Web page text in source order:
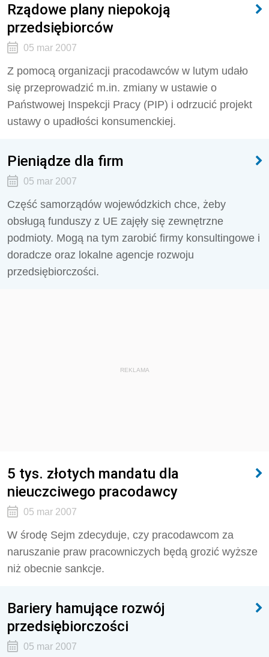
Rządowe plany niepokoją
przedsiębiorców
05 mar 2007
Z pomocą organizacji pracodawców w lutym udało
się przeprowadzić m.in. zmiany w ustawie o
Państwowej Inspekcji Pracy (PIP) i odrzucić projekt
ustawy o upadłości konsumenckiej.
Pieniądze dla firm
05 mar 2007
Część samorządów wojewódzkich chce, żeby
obsługą funduszy z UE zajęły się zewnętrzne
podmioty. Mogą na tym zarobić firmy konsultingowe i
doradcze oraz lokalne agencje rozwoju
przedsiębiorczości.
REKLAMA
5 tys. złotych mandatu dla
nieuczciwego pracodawcy
05 mar 2007
W środę Sejm zdecyduje, czy pracodawcom za
naruszanie praw pracowniczych będą grozić wyższe
niż obecnie sankcje.
Bariery hamujące rozwój
przedsiębiorczości
05 mar 2007